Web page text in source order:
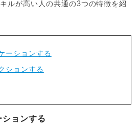
ルが高い人の共通の3つの特徴を紹
ーションする
ションする
ションする